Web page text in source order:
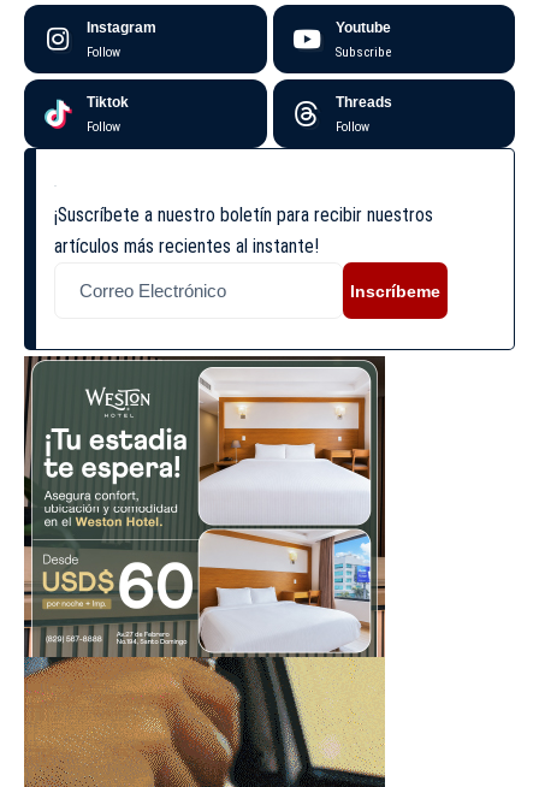
Instagram
Follow
Youtube
Subscribe
Tiktok
Follow
Threads
Follow
¡Suscríbete a nuestro boletín para recibir nuestros
artículos más recientes al instante!
Inscríbeme